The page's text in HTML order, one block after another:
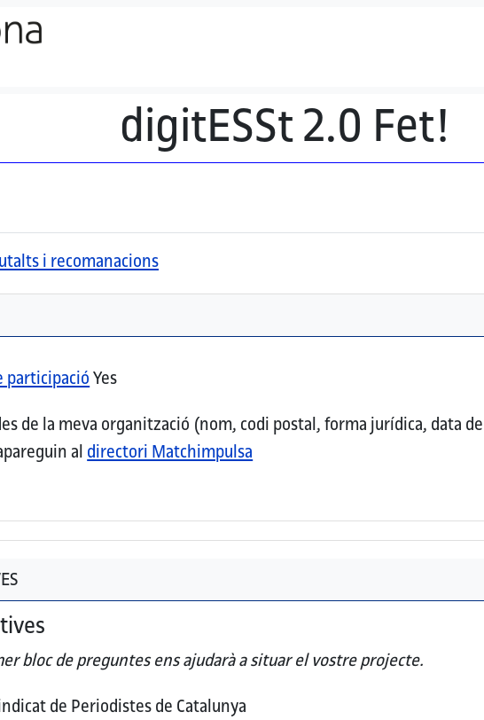
digitESSt 2.0 Fet!
i recomanacions
participacióYes
de la meva organització (nom, codi postal, forma jurídica, data
al directori Matchimpulsa
bloc de preguntes ens ajudarà a situar el vostre projecte.
de Periodistes de Catalunya